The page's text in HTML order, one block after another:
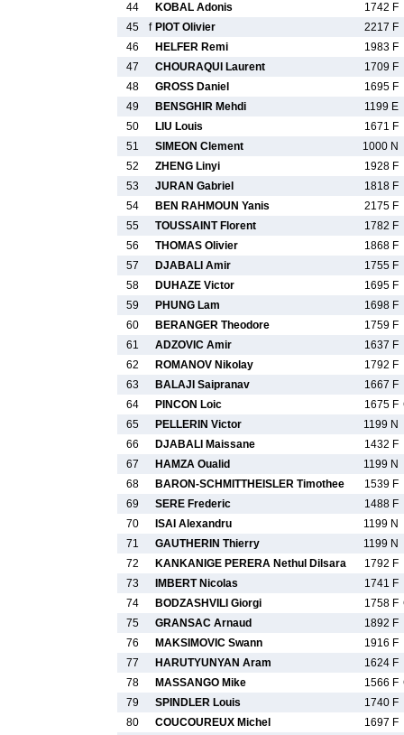
44
KOBAL Adonis
1742 F
45
f PIOT Olivier 2217 F
46
HELFER Remi 1983 F
47
CHOURAQUI Laurent 1709 F
48
GROSS Daniel 1695 F
49
BENSGHIR Mehdi 1199 E
50
LIU Louis 1671 F
51
SIMEON Clement
1000 N
52
ZHENG Linyi 1928 F
53
JURAN Gabriel
1818 F
54
BEN RAHMOUN Yanis
2175 F
55
TOUSSAINT Florent
1782 F
56
THOMAS Olivier 1868 F
57
DJABALI Amir 1755 F
58
DUHAZE Victor
1695 F
59
PHUNG Lam 1698 F
60
BERANGER Theodore 1759 F
61
ADZOVIC Amir
1637 F
62
ROMANOV Nikolay 1792 F
63
BALAJI Saipranav 1667 F
64
PINCON Loic 1675 F
65
PELLERIN Victor 1199 N
66
DJABALI Maissane
1432 F
67
HAMZA Oualid 1199 N
68
BARON-SCHMITTHEISLER Timothee
1539 F
69
SERE Frederic 1488 F
70
ISAI Alexandru 1199 N
71
GAUTHERIN Thierry 1199 N
72
KANKANIGE PERERA Nethul Dilsara 1792 F
73
IMBERT Nicolas 1741 F
74
BODZASHVILI Giorgi 1758 F
75
GRANSAC Arnaud
1892 F
76
MAKSIMOVIC Swann
1916 F
77
HARUTYUNYAN Aram 1624 F
78
MASSANGO Mike 1566 F
79
SPINDLER Louis 1740 F
80
COUCOUREUX Michel
1697 F